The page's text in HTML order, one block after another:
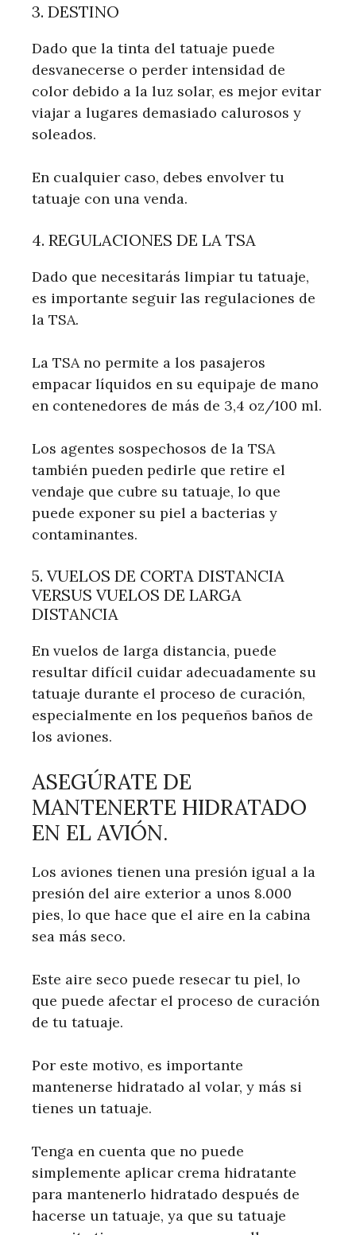
3. DESTINO
Dado que la tinta del tatuaje puede
desvanecerse o perder intensidad de
color debido a la luz solar, es mejor evitar
viajar a lugares demasiado calurosos y
soleados.
En cualquier caso, debes envolver tu
tatuaje con una venda.
4. REGULACIONES DE LA TSA
Dado que necesitarás limpiar tu tatuaje,
es importante seguir las regulaciones de
la TSA.
La TSA no permite a los pasajeros
empacar líquidos en su equipaje de mano
en contenedores de más de 3,4 oz/100 ml.
Los agentes sospechosos de la TSA
también pueden pedirle que retire el
vendaje que cubre su tatuaje, lo que
puede exponer su piel a bacterias y
contaminantes.
5. VUELOS DE CORTA DISTANCIA
VERSUS VUELOS DE LARGA
DISTANCIA
En vuelos de larga distancia, puede
resultar difícil cuidar adecuadamente su
tatuaje durante el proceso de curación,
especialmente en los pequeños baños de
los aviones.
ASEGÚRATE DE
MANTENERTE HIDRATADO
EN EL AVIÓN.
Los aviones tienen una presión igual a la
presión del aire exterior a unos 8.000
pies, lo que hace que el aire en la cabina
sea más seco.
Este aire seco puede resecar tu piel, lo
que puede afectar el proceso de curación
de tu tatuaje.
Por este motivo, es importante
mantenerse hidratado al volar, y más si
tienes un tatuaje.
Tenga en cuenta que no puede
simplemente aplicar crema hidratante
para mantenerlo hidratado después de
hacerse un tatuaje, ya que su tatuaje